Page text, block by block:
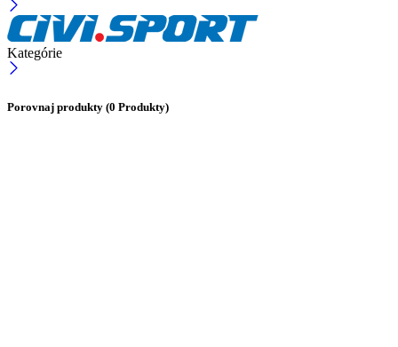
Kategórie
Porovnaj produkty (0 Produkty)